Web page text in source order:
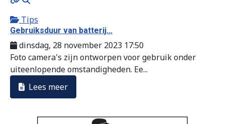
Tips
Gebruiksduur van batterij...
dinsdag, 28 november 2023 17:50
Foto camera's zijn ontworpen voor gebruik onder
uiteenlopende omstandigheden. Ee...
Lees meer